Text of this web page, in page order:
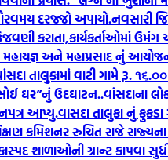
દરજ્જો અપાયો.નવસારી
કરાતા,કાર્યકર્તાઓમાં
મહાયજ્ઞ અને મહાપ્રસાદ નું
તાલુકામાં વાટી ગામે રૂ.
ઘર”નું ઉદઘાટન..વાંસદાના
આપ્યુ.વાસદા તાલુકા નું
કમિશનર રુચિત રાજે
શાળાઓની ગ્રાન્ટ કાપવા